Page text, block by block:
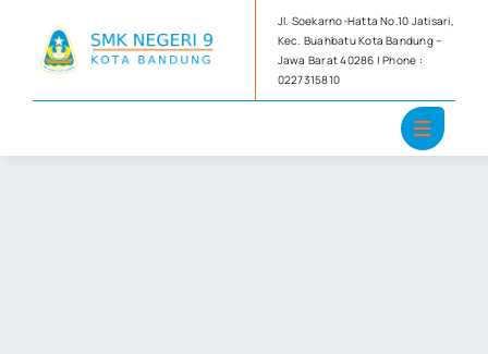
content
Jl. Soekarno-Hatta No.10 Jatisari,
Kec. Buahbatu Kota Bandung –
Jawa Barat 40286 | Phone :
0227315810